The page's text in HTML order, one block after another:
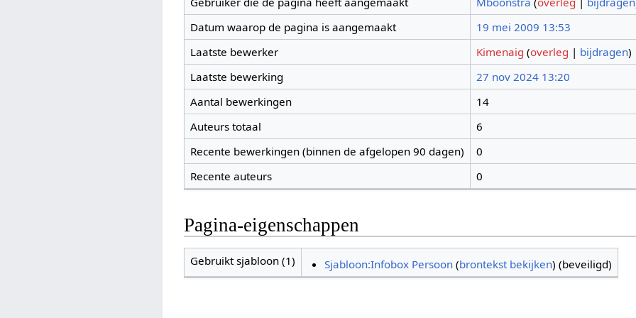
Datum waarop de pagina is aangemaakt
19 mei 2009 13:53
Laatste bewerker
Kimenaig (overleg | bijdragen)
Laatste bewerking
27 nov 2024 13:20
Aantal bewerkingen
14
Auteurs totaal
6
Recente bewerkingen (binnen de afgelopen 90 dagen)
0
Recente auteurs
0
Pagina-eigenschappen
Gebruikt sjabloon (1) Sjabloon:Infobox Persoon (brontekst bekijken) (beveiligd)